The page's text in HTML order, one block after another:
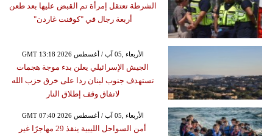
الشرطة تعتقل إمرأة تم القبض عليها بعد طعن
أربعة رجال في "كوفنت غاردن"
GMT 13:18 2026 الأربعاء ,05 آب / أغسطس
الجيش الإسرائيلي يعلن بدء موجة هجمات
تستهدف جنوب لبنان ردا على خرق حزب الله
لاتفاق وقف إطلاق النار
GMT 07:40 2026 الأربعاء ,05 آب / أغسطس
أمن السواحل الليبية ينقذ 29 مهاجرًا غير